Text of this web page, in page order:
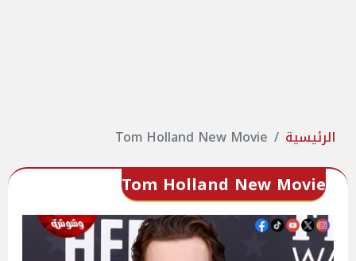
الرئيسية Tom Holland New Movie
Tom Holland New Movie